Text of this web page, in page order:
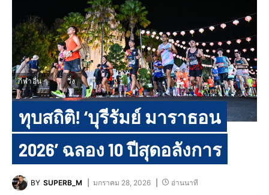
กีฬาอื่น ๆ วิ่ง
ทุบสถิติ! ‘บุรีรัมย์ มาราธอน
2026’ ฉลอง 10 ปีสุดอลังการ
BY SUPERB_M มกราคม 28, 2026 อ่านนาที